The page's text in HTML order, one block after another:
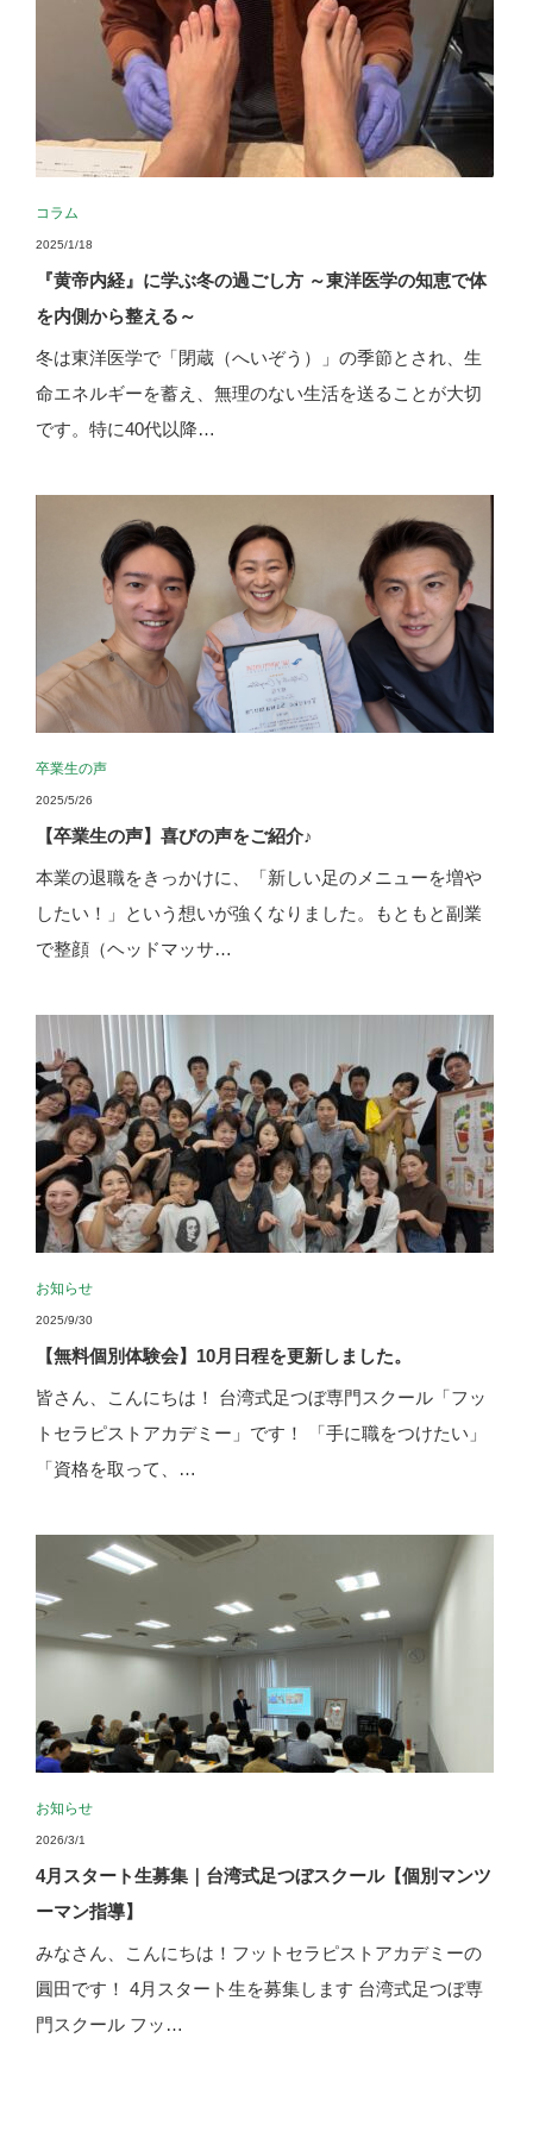
コラム
2025/1/18
『黄帝内経』に学ぶ冬の過ごし方 ～東洋医学の知恵で体
を内側から整える～
冬は東洋医学で「閉蔵（へいぞう）」の季節とされ、生
命エネルギーを蓄え、無理のない生活を送ることが大切
です。特に40代以降…
卒業生の声
2025/5/26
【卒業生の声】喜びの声をご紹介♪
本業の退職をきっかけに、「新しい足のメニューを増や
したい！」という想いが強くなりました。もともと副業
で整顔（ヘッドマッサ…
お知らせ
2025/9/30
【無料個別体験会】10月日程を更新しました。
皆さん、こんにちは！ 台湾式足つぼ専門スクール「フッ
トセラピストアカデミー」です！ 「手に職をつけたい」
「資格を取って、…
お知らせ
2026/3/1
4月スタート生募集｜台湾式足つぼスクール【個別マンツ
ーマン指導】
みなさん、こんにちは！フットセラピストアカデミーの
圓田です！ 4月スタート生を募集します 台湾式足つぼ専
門スクール フッ…